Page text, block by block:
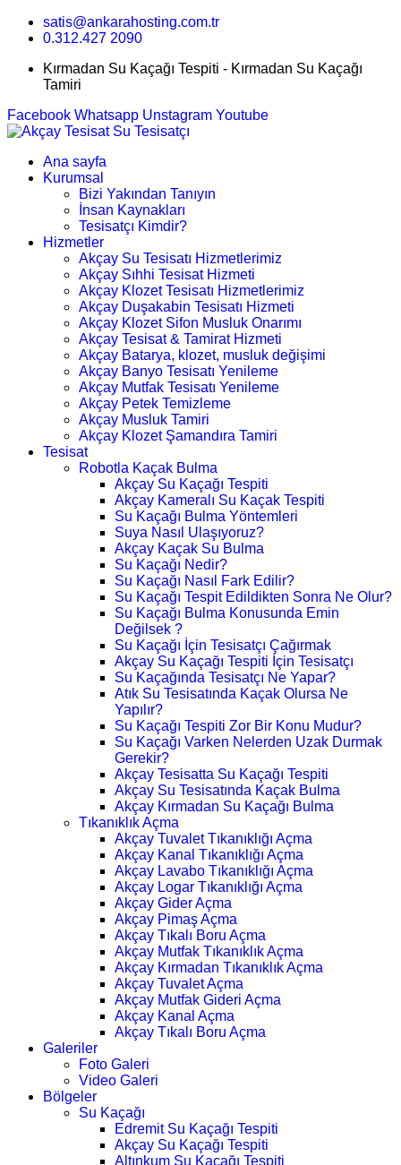
satis@ankarahosting.com.tr
0.312.427 2090
Kırmadan Su Kaçağı Tespiti - Kırmadan Su Kaçağı
Tamiri
Facebook Whatsapp Unstagram Youtube
Ana sayfa
Kurumsal
Bizi Yakından Tanıyın
İnsan Kaynakları
Tesisatçı Kimdir?
Hizmetler
Akçay Su Tesisatı Hizmetlerimiz
Akçay Sıhhi Tesisat Hizmeti
Akçay Klozet Tesisatı Hizmetlerimiz
Akçay Duşakabin Tesisatı Hizmeti
Akçay Klozet Sifon Musluk Onarımı
Akçay Tesisat & Tamirat Hizmeti
Akçay Batarya, klozet, musluk değişimi
Akçay Banyo Tesisatı Yenileme
Akçay Mutfak Tesisatı Yenileme
Akçay Petek Temizleme
Akçay Musluk Tamiri
Akçay Klozet Şamandıra Tamiri
Tesisat
Robotla Kaçak Bulma
Akçay Su Kaçağı Tespiti
Akçay Kameralı Su Kaçak Tespiti
Su Kaçağı Bulma Yöntemleri
Suya Nasıl Ulaşıyoruz?
Akçay Kaçak Su Bulma
Su Kaçağı Nedir?
Su Kaçağı Nasıl Fark Edilir?
Su Kaçağı Tespit Edildikten Sonra Ne Olur?
Su Kaçağı Bulma Konusunda Emin
Değilsek ?
Su Kaçağı İçin Tesisatçı Çağırmak
Akçay Su Kaçağı Tespiti İçin Tesisatçı
Su Kaçağında Tesisatçı Ne Yapar?
Atık Su Tesisatında Kaçak Olursa Ne
Yapılır?
Su Kaçağı Tespiti Zor Bir Konu Mudur?
Su Kaçağı Varken Nelerden Uzak Durmak
Gerekir?
Akçay Tesisatta Su Kaçağı Tespiti
Akçay Su Tesisatında Kaçak Bulma
Akçay Kırmadan Su Kaçağı Bulma
Tıkanıklık Açma
Akçay Tuvalet Tıkanıklığı Açma
Akçay Kanal Tıkanıklığı Açma
Akçay Lavabo Tıkanıklığı Açma
Akçay Logar Tıkanıklığı Açma
Akçay Gider Açma
Akçay Pimaş Açma
Akçay Tıkalı Boru Açma
Akçay Mutfak Tıkanıklık Açma
Akçay Kırmadan Tıkanıklık Açma
Akçay Tuvalet Açma
Akçay Mutfak Gideri Açma
Akçay Kanal Açma
Akçay Tıkalı Boru Açma
Galeriler
Foto Galeri
Video Galeri
Bölgeler
Su Kaçağı
Edremit Su Kaçağı Tespiti
Akçay Su Kaçağı Tespiti
Altınkum Su Kaçağı Tespiti